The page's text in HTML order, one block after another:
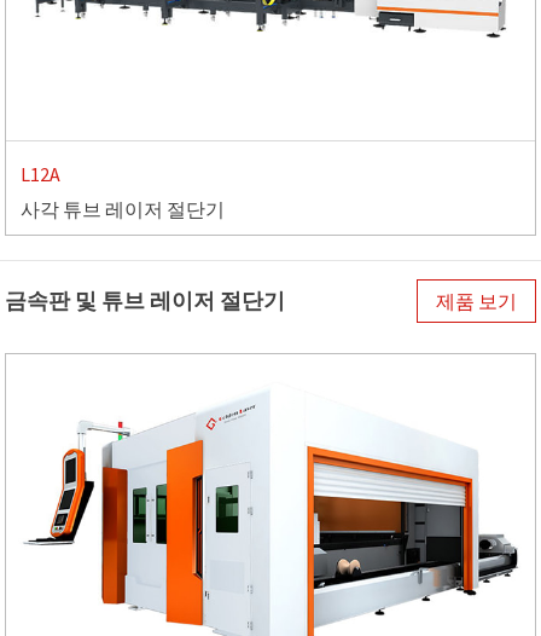
L12A
사각 튜브 레이저 절단기
금속판 및 튜브 레이저 절단기 제품 보기